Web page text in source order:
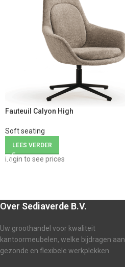
Fauteuil Calyon High
Soft seating
LEES VERDER
Login to see prices
Over Sediaverde B.V.
Uw groothandel voor kwaliteit
kantoormeubelen, welke bijdragen aan
gezonde en flexibele werkplekken.